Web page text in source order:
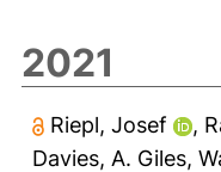
2021
Riepl, Josef ,
Davies, A. Giles,